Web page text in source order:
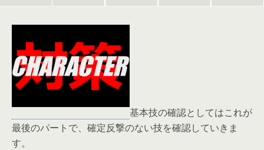
基本技の確認としてはこれが
最後のパートで、確定反撃のない技を確認していきま
す。